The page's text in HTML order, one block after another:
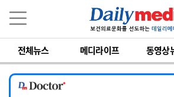
전체뉴스 메디라이프 동영상
[서울아산병원] 2026년 하반기 인턴 모집
[명지병원] 하반기 전공의(인턴) 모집